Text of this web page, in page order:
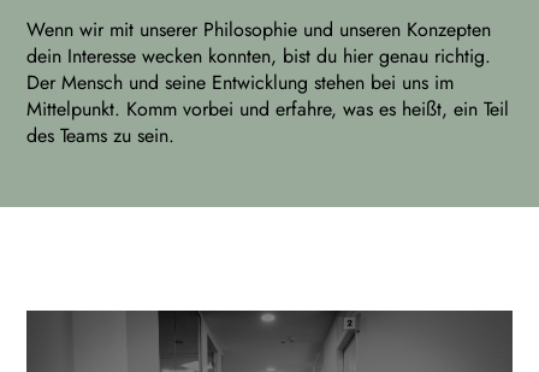
Wenn wir mit unserer Philosophie und unseren Konzepten
dein Interesse wecken konnten, bist du hier genau richtig.
Der Mensch und seine Entwicklung stehen bei uns im
Mittelpunkt. Komm vorbei und erfahre, was es heißt, ein Teil
des Teams zu sein.